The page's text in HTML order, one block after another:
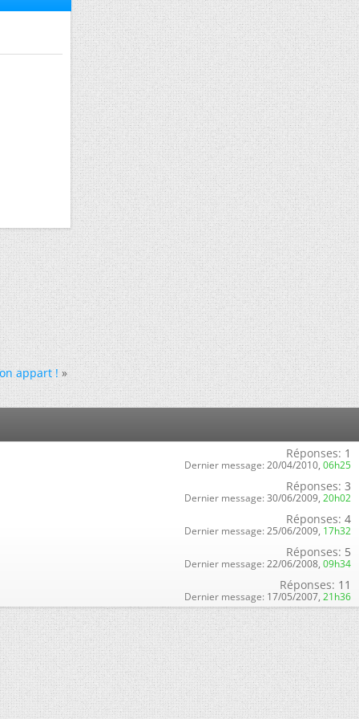
appart ! »
Réponses: 1
Dernier message: 20/04/2010, 06h25
Réponses: 3
Dernier message: 30/06/2009, 20h02
Réponses: 4
Dernier message: 25/06/2009, 17h32
Réponses: 5
Dernier message: 22/06/2008, 09h34
Réponses: 11
Dernier message: 17/05/2007, 21h36